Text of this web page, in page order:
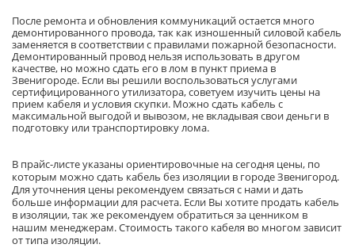
После ремонта и обновления коммуникаций остается много
демонтированного провода, так как изношенный силовой кабель
заменяется в соответствии с правилами пожарной безопасности.
Демонтированный провод нельзя использовать в другом
качестве, но можно сдать его в лом в пункт приема в
Звенигороде. Если вы решили воспользоваться услугами
сертифицированного утилизатора, советуем изучить цены на
прием кабеля и условия скупки. Можно сдать кабель с
максимальной выгодой и вывозом, не вкладывая свои деньги в
подготовку или транспортировку лома.
В прайс-листе указаны ориентировочные на сегодня цены, по
которым можно сдать кабель без изоляции в городе Звенигород.
Для уточнения цены рекомендуем связаться с нами и дать
больше информации для расчета. Если Вы хотите продать кабель
в изоляции, так же рекомендуем обратиться за ценником в
нашим менеджерам. Стоимость такого кабеля во многом зависит
от типа изоляции.